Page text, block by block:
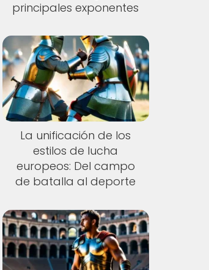
principales exponentes
La unificación de los
estilos de lucha
europeos: Del campo
de batalla al deporte